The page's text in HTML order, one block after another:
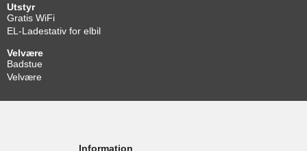
Utstyr
Gratis WiFi
EL-Ladestativ for elbil
Velvære
Badstue
Velvære
Information